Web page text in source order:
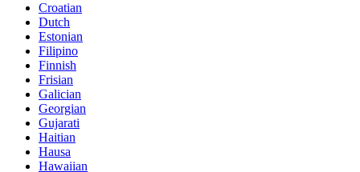
Croatian
Dutch
Estonian
Filipino
Finnish
Frisian
Galician
Georgian
Gujarati
Haitian
Hausa
Hawaiian